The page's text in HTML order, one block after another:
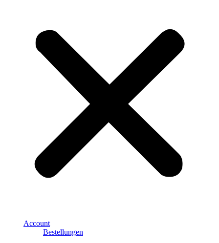
Account
Bestellungen